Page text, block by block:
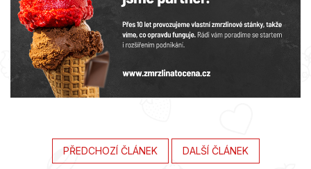
PŘEDCHOZÍ ČLÁNEK DALŠÍ ČLÁNEK